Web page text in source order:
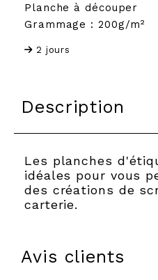
Planche à découper
Grammage : 200g/m²
2 jours
Description
Les planches
idéales pour vous
des créations de
carterie.
Avis clients